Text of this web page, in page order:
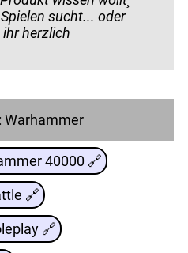
sucht... oder
Warhammer
40000 🔗
🔗
🔗